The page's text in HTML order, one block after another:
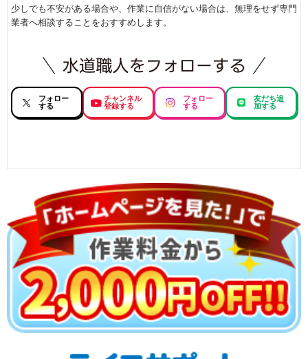
少しでも不安がある場合や、作業に自信がない場合は、無理をせず専門
業者へ相談することをおすすめします。
フォロー
する
チャンネル
登録する
フォロー
する
友だち追
加する